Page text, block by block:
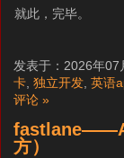
就此，完毕。
发表于：2026年
卡, 独立开发, 英语
评论 »
方）